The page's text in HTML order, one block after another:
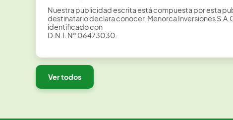
Nuestra publicidad escrita está compuesta por esta
destinatario declara conocer. Menorca Inversiones
identificado con
D.N.I. N° 06473030.
Ver todos